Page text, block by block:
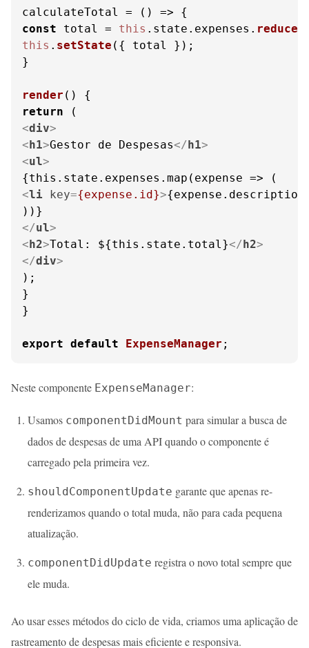
calculateTotal = () =>
const total = this . state . expenses . reduce
this . setState ({ total });
}
render (
return
<div>
<h1>Gestor de Despesas</h1>
<ul>
<li key={expense.id}>
</ul>
<h2>Total: ${this.state.total}</h2>
</div>
);
}
}
export default ExpenseManager ;
Neste componente ExpenseManager:
Usamos componentDidMount para simular a busca de
dados de despesas de uma API quando o componente é
carregado pela primeira vez.
shouldComponentUpdate garante que apenas re-
renderizamos quando o total muda, não para cada pequena
atualização.
componentDidUpdate registra o novo total sempre que
ele muda.
Ao usar esses métodos do ciclo de vida, criamos uma aplicação de
rastreamento de despesas mais eficiente e responsiva.